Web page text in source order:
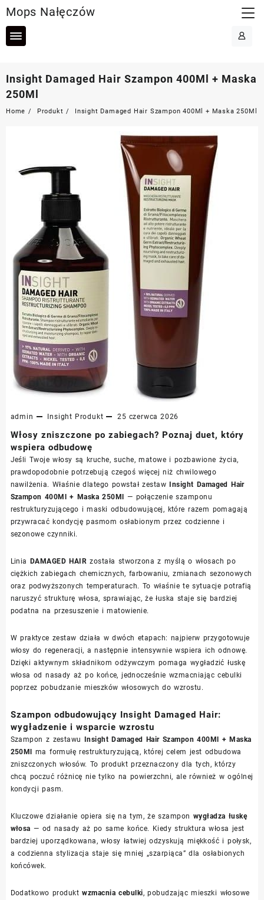
to
content
Mops Nałęczów
Insight Damaged Hair Szampon 400Ml + Maska
250Ml
Home Produkt Insight Damaged Hair Szampon 400Ml + Maska 250Ml
admin Insight Produkt 25 czerwca 2026
Włosy zniszczone po zabiegach? Poznaj duet, który
wspiera odbudowę
Jeśli Twoje włosy są kruche, suche, matowe i pozbawione życia,
prawdopodobnie potrzebują czegoś więcej niż chwilowego
nawilżenia. Właśnie dlatego powstał zestawInsight Damaged Hair
Szampon 400Ml + Maska 250Ml — połączenie szamponu
restrukturyzującego i maski odbudowującej, które razem pomagają
przywracać kondycję pasmom osłabionym przez codzienne i
sezonowe czynniki.
Linia DAMAGED HAIR została stworzona z myślą o włosach po
ciężkich zabiegach chemicznych, farbowaniu, zmianach sezonowych
oraz podwyższonych temperaturach. To właśnie te sytuacje potrafią
naruszyć strukturę włosa, sprawiając, że łuska staje się bardziej
podatna na przesuszenie i matowienie.
W praktyce zestaw działa w dwóch etapach: najpierw przygotowuje
włosy do regeneracji, a następnie intensywnie wspiera ich odnowę.
Dzięki aktywnym składnikom odżywczym pomaga wygładzić łuskę
włosa od nasady aż po końce, jednocześnie wzmacniając cebulki
poprzez pobudzanie mieszków włosowych do wzrostu.
Szampon odbudowujący Insight Damaged Hair:
wygładzenie i wsparcie wzrostu
Szampon z zestawu Insight Damaged Hair Szampon 400Ml + Maska
250Ml ma formułę restrukturyzującą, której celem jest odbudowa
zniszczonych włosów. To produkt przeznaczony dla tych, którzy
chcą poczuć różnicę nie tylko na powierzchni, ale również w ogólnej
kondycji pasm.
Kluczowe działanie opiera się na tym, że szampon wygładza łuskę
włosa — od nasady aż po same końce. Kiedy struktura włosa jest
bardziej uporządkowana, włosy łatwiej odzyskują miękkość i połysk,
a codzienna stylizacja staje się mniej „szarpiąca” dla osłabionych
końcówek.
Dodatkowo produktwzmacnia cebulki, pobudzając mieszki włosowe